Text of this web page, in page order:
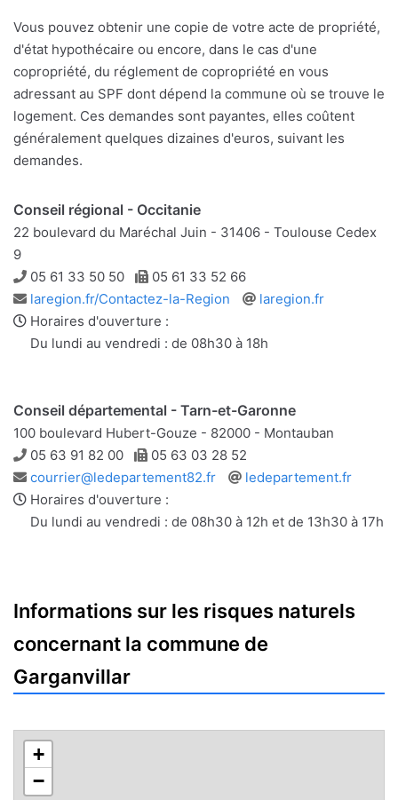
Vous pouvez obtenir une copie de votre acte de propriété,
d'état hypothécaire ou encore, dans le cas d'une
copropriété, du réglement de copropriété en vous
adressant au SPF dont dépend la commune où se trouve le
logement. Ces demandes sont payantes, elles coûtent
généralement quelques dizaines d'euros, suivant les
demandes.
Conseil régional - Occitanie
22 boulevard du Maréchal Juin - 31406 - Toulouse Cedex
9
Téléphone
05 61 33 50 50 Télécopie
05 61 33 52 66
Adresse
e-
mail
laregion.fr/Contactez-la-Region
Site
laregion.fr
Horaires d'ouverture :
Du lundi au vendredi : de 08h30 à 18h
Conseil départemental - Tarn-et-Garonne
100 boulevard Hubert-Gouze - 82000 - Montauban
Téléphone
05 63 91 82 00 Télécopie
05 63 03 28 52
Adresse
e-
mail
courrier@ledepartement82.fr
Site
ledepartement.fr
Horaires d'ouverture :
Du lundi au vendredi : de 08h30 à 12h et de 13h30 à 17h
Informations sur les risques naturels
concernant la commune de
Garganvillar
+
−